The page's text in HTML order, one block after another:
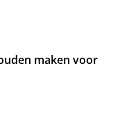
maken voor